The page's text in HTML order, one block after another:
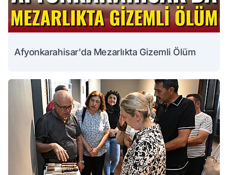
Afyonkarahisar'da Mezarlıkta Gizemli Ölüm